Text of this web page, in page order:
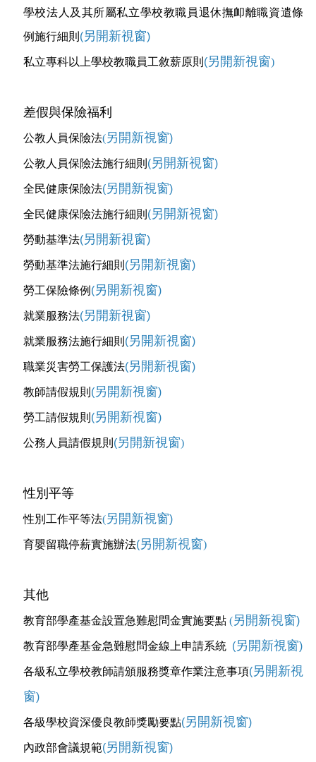
學校法人及其所屬私立學校教職員退休撫卹離職資遣條
例施行細則 (另開新視窗)
私立專科以上學校教職員工敘薪原則 (另開新視窗)
差假與保險福利
公教人員保險法(另開新視窗)
公教人員保險法施行細則 (另開新視窗)
全民健康保險法(另開新視窗)
全民健康保險法施行細則 (另開新視窗)
勞動基準法(另開新視窗)
勞動基準法施行細則 (另開新視窗)
勞工保險條例 (另開新視窗)
就業服務法(另開新視窗)
就業服務法施行細則 (另開新視窗)
職業災害勞工保護法(另開新視窗)
教師請假規則 (另開新視窗)
勞工請假規則 (另開新視窗)
公務人員請假規則 (另開新視窗)
性別平等
性別工作平等法(另開新視窗)
育嬰留職停薪實施辦法(另開新視窗)
其他
教育部學產基金設置急難慰問金實施要點 (另開新視窗)
教育部學產基金急難慰問金線上申請系統 (另開新視窗)
各級私立學校教師請頒服務獎章作業注意事項(另開新視
窗)
各級學校資深優良教師獎勵要點(另開新視窗)
內政部會議規範(另開新視窗)